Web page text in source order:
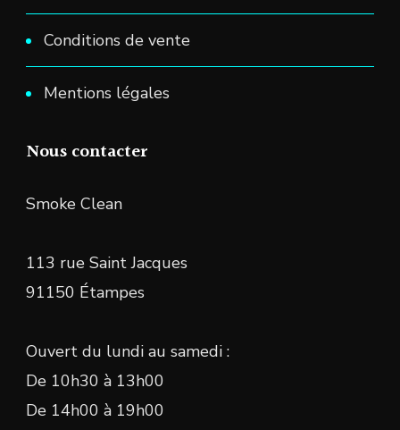
Conditions de vente
Mentions légales
Nous contacter
Smoke Clean
113 rue Saint Jacques
91150 Étampes
Ouvert du lundi au samedi :
De 10h30 à 13h00
De 14h00 à 19h00